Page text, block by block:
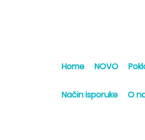
Home NOVO
Način isporuke O